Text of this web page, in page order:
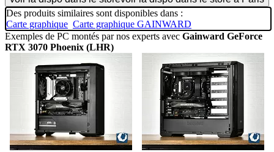
Des produits similaires sont disponibles dans :
Carte graphique Carte graphique GAINWARD
Exemples de PC montés par nos experts avec Gainward GeForce
RTX 3070 Phoenix (LHR)